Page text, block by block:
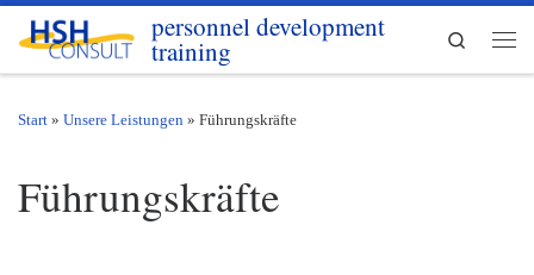
Zum Inhalt springenpersonnel development
training
Search
Start » Unsere Leistungen » Führungskräfte
Führungskräfte